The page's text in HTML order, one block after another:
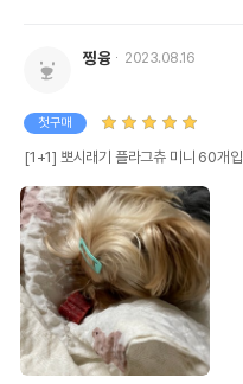
찡융 2023.08.16
첫구매
[1+1] 뽀시래기 플라그츄 미니 60개입